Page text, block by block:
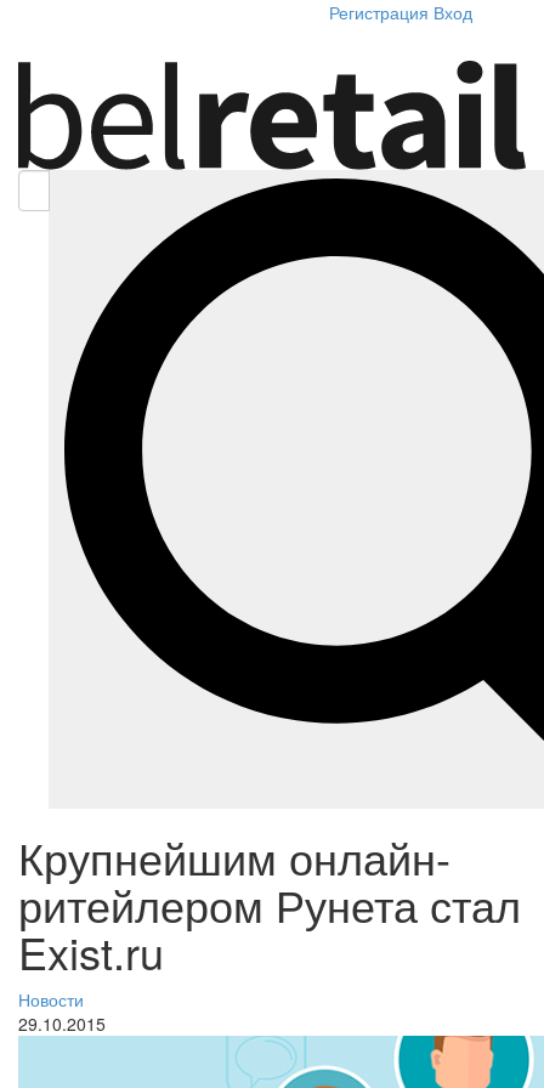
Регистрация Вход
Крупнейшим онлайн-
ритейлером Рунета стал
Exist.ru
Новости
29.10.2015